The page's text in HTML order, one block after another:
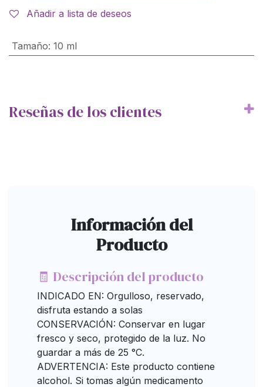
Añadir a lista de deseos
Tamaño: 10 ml
Reseñas de los clientes
Información del
Producto
🧾 Descripción del producto
INDICADO EN: Orgulloso, reservado,
disfruta estando a solas
CONSERVACIÓN: Conservar en lugar
fresco y seco, protegido de la luz. No
guardar a más de 25 °C.
ADVERTENCIA: Este producto contiene
alcohol. Si tomas algún medicamento